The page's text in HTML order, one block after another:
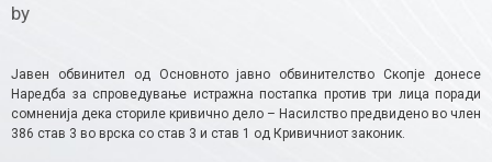
by
Јавен обвинител од Основното јавно обвинителство Скопје донесе
Наредба за спроведување истражна постапка против три лица поради
сомненија дека сториле кривично дело – Насилство предвидено во член
386 став 3 во врска со став 3 и став 1 од Кривичниот законик.